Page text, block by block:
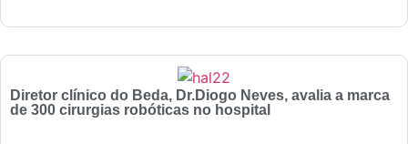
Diretor clínico do Beda, Dr.Diogo Neves, avalia a marca
de 300 cirurgias robóticas no hospital